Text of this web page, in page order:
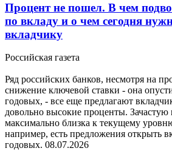
Процент не пошел. В чем
по вкладу и о чем сегодня
вкладчику
Российская газета
Ряд российских банков, несмотря на
снижение ключевой ставки - она
годовых, - все еще предлагают
довольно высокие проценты. Зачастую
максимально близка к текущему
например, есть предложения открыть
годовых. 08.07.2026